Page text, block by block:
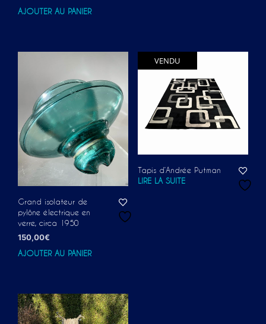
AJOUTER AU PANIER
Grand isolateur de
pylône électrique en
verre, circa 1950
150,00€
AJOUTER AU PANIER
VENDU
Tapis d’Andrée Putman
LIRE LA SUITE